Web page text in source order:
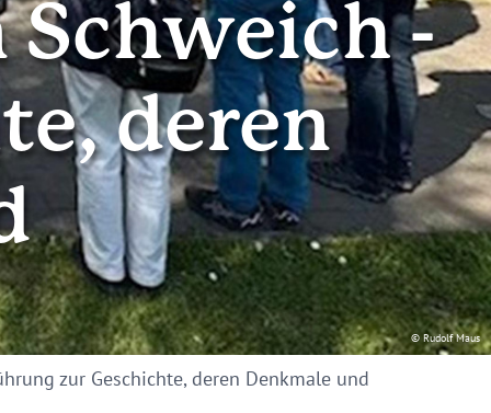
© Rudolf Maus
-
deren
zur Geschichte, deren Denkmale und